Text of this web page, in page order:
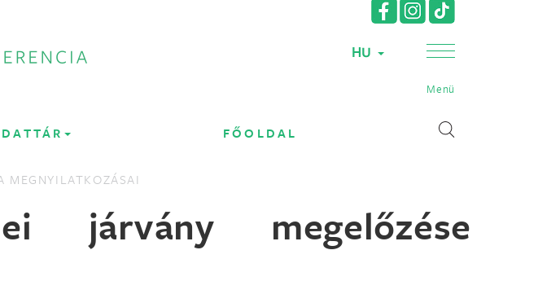
HU
Menü
FŐOLDAL
MEGNYILATKOZÁSAI
járvány megelőzése